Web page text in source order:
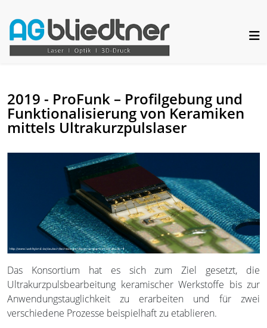
2019 - ProFunk – Profilgebung und
Funktionalisierung von Keramiken
mittels Ultrakurzpulslaser
Das Konsortium hat es sich zum Ziel gesetzt, die
Ultrakurzpulsbearbeitung keramischer Werkstoffe bis zur
Anwendungstauglichkeit zu erarbeiten und für zwei
verschiedene Prozesse beispielhaft zu etablieren.